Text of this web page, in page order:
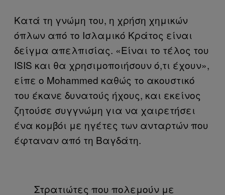
Κατά τη γνώμη του, η χρήση χημικών
όπλων από το Ισλαμικό Κράτος είναι
δείγμα απελπισίας. «Είναι το τέλος του
ISIS και θα χρησιμοποιήσουν ό,τι έχουν»,
είπε ο Mohammed καθώς το ακουστικό
του έκανε δυνατούς ήχους, και εκείνος
ζητούσε συγγνώμη για να χαιρετήσει
ένα κομβόι με ηγέτες των ανταρτών που
έφταναν από τη Βαγδάτη.
Στρατιώτες που πολεμούν με